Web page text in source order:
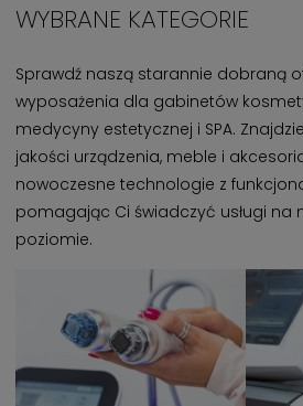
WYBRANE KATEGORIE
Sprawdź naszą starannie dobraną
wyposażenia dla gabinetów
medycyny estetycznej i SPA.
jakości urządzenia, meble i
nowoczesne technologie z
pomagając Ci świadczyć usługi na
poziomie.